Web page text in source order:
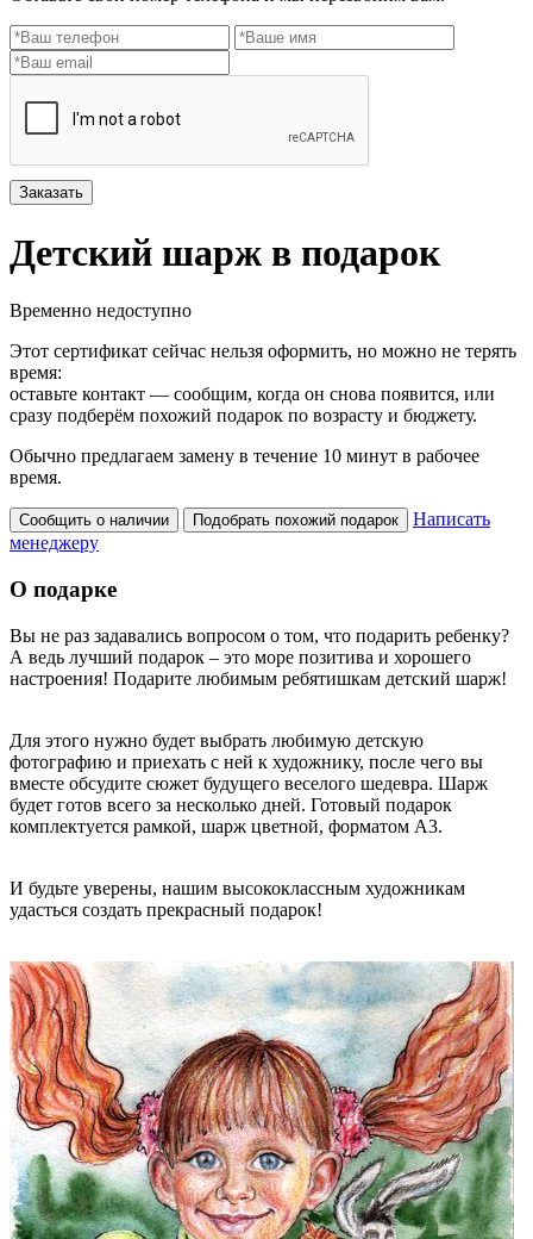
Заказать
Детский шарж в подарок
Временно недоступно
Этот сертификат сейчас нельзя оформить, но можно не терять
время:
оставьте контакт — сообщим, когда он снова появится, или
сразу подберём похожий подарок по возрасту и бюджету.
Обычно предлагаем замену в течение 10 минут в рабочее
время.
Сообщить о наличии Подобрать похожий подарок
Написать
менеджеру
О подарке
Вы не раз задавались вопросом о том, что подарить ребенку?
А ведь лучший подарок – это море позитива и хорошего
настроения! Подарите любимым ребятишкам детский шарж!
Для этого нужно будет выбрать любимую детскую
фотографию и приехать с ней к художнику, после чего вы
вместе обсудите сюжет будущего веселого шедевра. Шарж
будет готов всего за несколько дней. Готовый подарок
комплектуется рамкой, шарж цветной, форматом А3.
И будьте уверены, нашим высококлассным художникам
удасться создать прекрасный подарок!